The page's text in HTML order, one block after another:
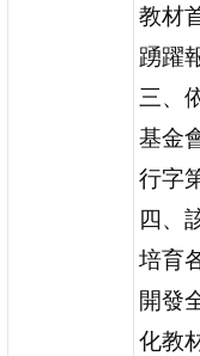
教材
踴躍
三、
基金
行字
四、
培育
開發
化教